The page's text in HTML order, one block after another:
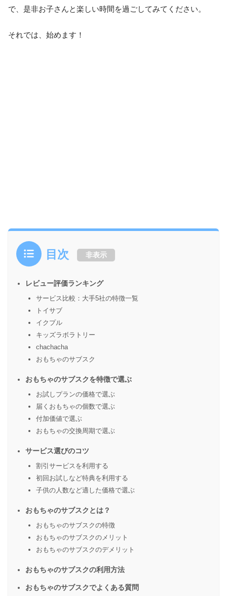
で、是非お子さんと楽しい時間を過ごしてみてください。
それでは、始めます！
目次 非表示
レビュー評価ランキング
サービス比較：大手5社の特徴一覧
トイサブ
イクプル
キッズラボラトリー
chachacha
おもちゃのサブスク
おもちゃのサブスクを特徴で選ぶ
お試しプランの価格で選ぶ
届くおもちゃの個数で選ぶ
付加価値で選ぶ
おもちゃの交換周期で選ぶ
サービス選びのコツ
割引サービスを利用する
初回お試しなど特典を利用する
子供の人数など適した価格で選ぶ
おもちゃのサブスクとは？
おもちゃのサブスクの特徴
おもちゃのサブスクのメリット
おもちゃのサブスクのデメリット
おもちゃのサブスクの利用方法
おもちゃのサブスクでよくある質問